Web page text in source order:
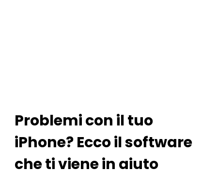
Problemi con il tuo
iPhone? Ecco il software
che ti viene in aiuto